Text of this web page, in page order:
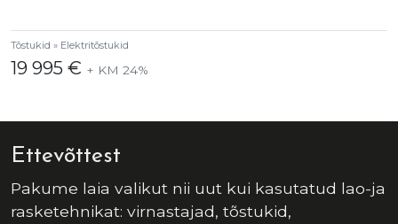
Tõstukid » Elektritõstukid
19 995 € + KM 24%
Ettevõttest
Pakume laia valikut nii uut kui kasutatud lao-ja
rasketehnikat: virnastajad, tõstukid,